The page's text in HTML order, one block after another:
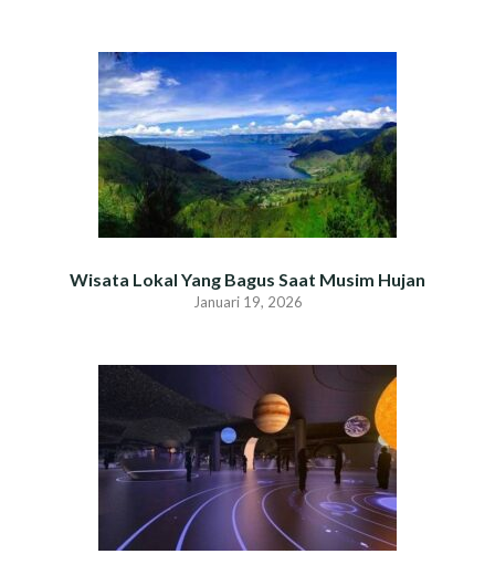
Wisata Lokal Yang Bagus Saat Musim Hujan
Januari 19, 2026